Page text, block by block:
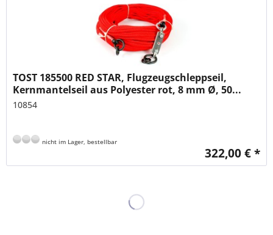
TOST 185500 RED STAR, Flugzeugschleppseil,
Kernmantelseil aus Polyester rot, 8 mm Ø, 50...
10854
nicht im Lager, bestellbar
322,00 € *